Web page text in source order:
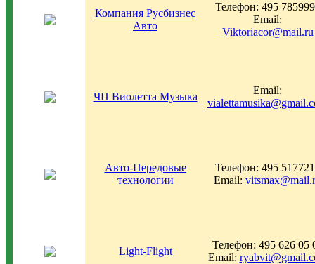
Компания Русбизнес
Авто
Телефон: 495
Email:
Viktoriacor@mail.ru
ЧП Виолетта Музыка
Email:
Авто-Передовые
технологии
Телефон: 495
Email:
Light-Flight
Телефон: 495 626 05
Email: